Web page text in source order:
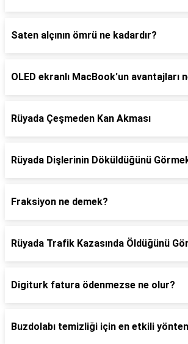
Saten alçının ömrü ne kadardır?
OLED ekranlı MacBook'un avantajları
Rüyada Çeşmeden Kan Akması
Rüyada Dişlerinin Döküldüğünü
Fraksiyon ne demek?
Rüyada Trafik Kazasında Öldüğünü
Digiturk fatura ödenmezse ne olur?
Buzdolabı temizliği için en etkili